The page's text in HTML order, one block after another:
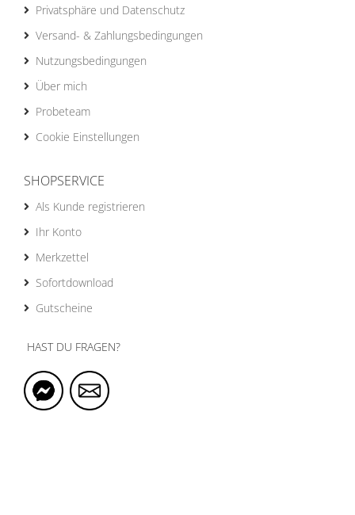
Privatsphäre und Datenschutz
Versand- & Zahlungsbedingungen
Nutzungsbedingungen
Über mich
Probeteam
Cookie Einstellungen
SHOPSERVICE
Als Kunde registrieren
Ihr Konto
Merkzettel
Sofortdownload
Gutscheine
HAST DU FRAGEN?